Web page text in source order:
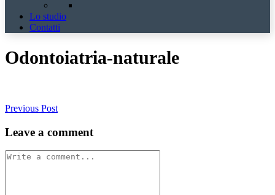
Lo studio
Contatti
Odontoiatria-naturale
Previous Post
Leave a comment